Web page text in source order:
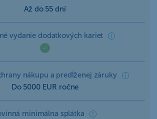
Až do 55 dní
vydanie dodatkových kariet
nákupu a predĺženej záruky
Do 5000 EUR ročne
minimálna splátka